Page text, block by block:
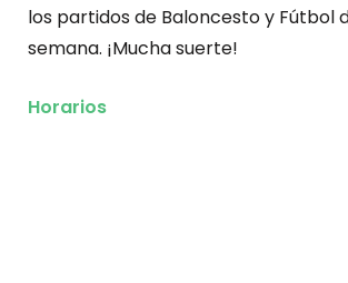
los partidos de Baloncesto y Fútbol
semana. ¡Mucha suerte!
Horarios